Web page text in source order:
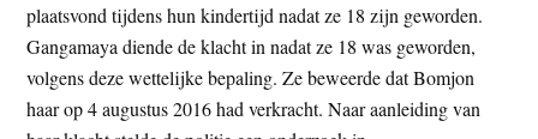
plaatsvond tijdens hun kindertijd nadat ze 18 zijn geworden.
Gangamaya diende de klacht in nadat ze 18 was geworden,
volgens deze wettelijke bepaling. Ze beweerde dat Bomjon
haar op 4 augustus 2016 had verkracht. Naar aanleiding van